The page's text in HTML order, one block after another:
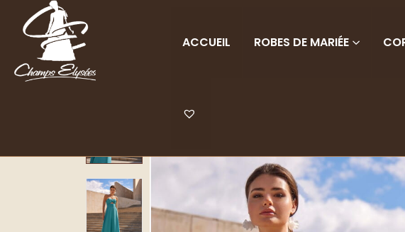
ACCUEIL ROBES DE MARIÉE